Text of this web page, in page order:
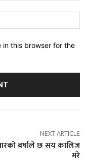
in this browser for the
NEXT ARTICLE
बर्षाले छ सय कालिज
मरे